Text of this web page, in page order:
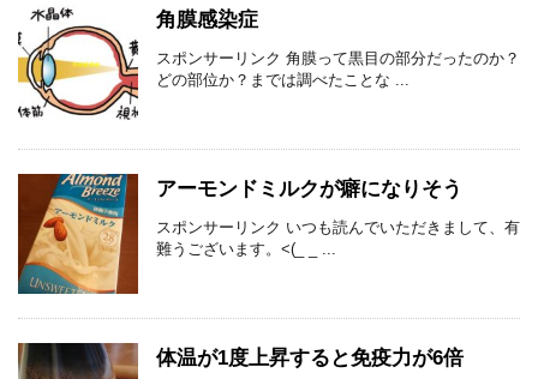
角膜感染症
スポンサーリンク 角膜って黒目の部分だったのか？
どの部位か？までは調べたことな ...
アーモンドミルクが癖になりそう
スポンサーリンク いつも読んでいただきまして、有
難うございます。<(_ _ ...
体温が1度上昇すると免疫力が6倍